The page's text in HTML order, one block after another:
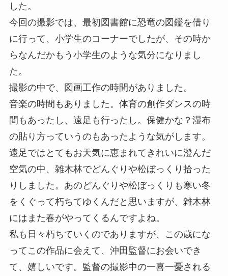
した。
今回の撮影では、最初図書館に恐竜の図鑑を借り
に行って、小学生のコーナーでしたが、その時か
らなんだかもう小学生のような気分になりまし
た。
撮影の中で、図画工作の時間がありました。
音楽の時間もありました。体育の創作ダンスの時
間もあったし、遠足も行ったし。保健かな？湿布
の貼り方っていうのもあったような気がします。
遠足ではとてもお天気に恵まれてきれいに澄んだ
空気の中、雑木林でどんぐりや松ぼっくり拾った
りしました。あのどんぐりや松ぼっくりも寒い冬
をくぐって朽ちてゆくんだと思いますが、雑木林
にはまた春がやってくるんですよね。
私も日々朽ちていくのでありますが、この歳にな
ってこの作品に会えて、沖田監督にお会いでき
て、嬉しいです。監督の撮影中の一喜一憂される